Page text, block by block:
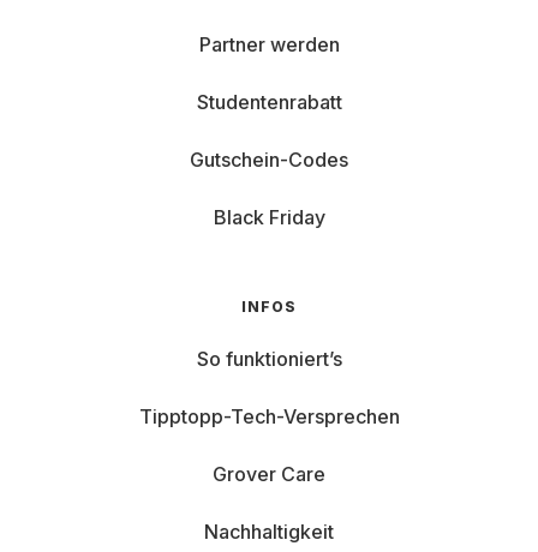
Partner werden
Studentenrabatt
Gutschein-Codes
Black Friday
INFOS
So funktioniert’s
Tipptopp-Tech-Versprechen
Grover Care
Nachhaltigkeit